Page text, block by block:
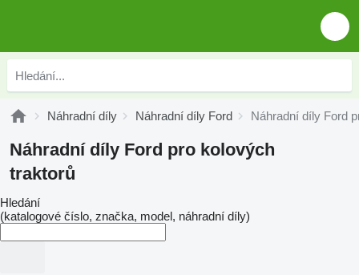
Náhradní díly Náhradní díly Ford Náhradní díly Ford
Náhradní díly Ford pro kolových
traktorů
Hledání
(katalogové číslo, značka, model, náhradní díly)